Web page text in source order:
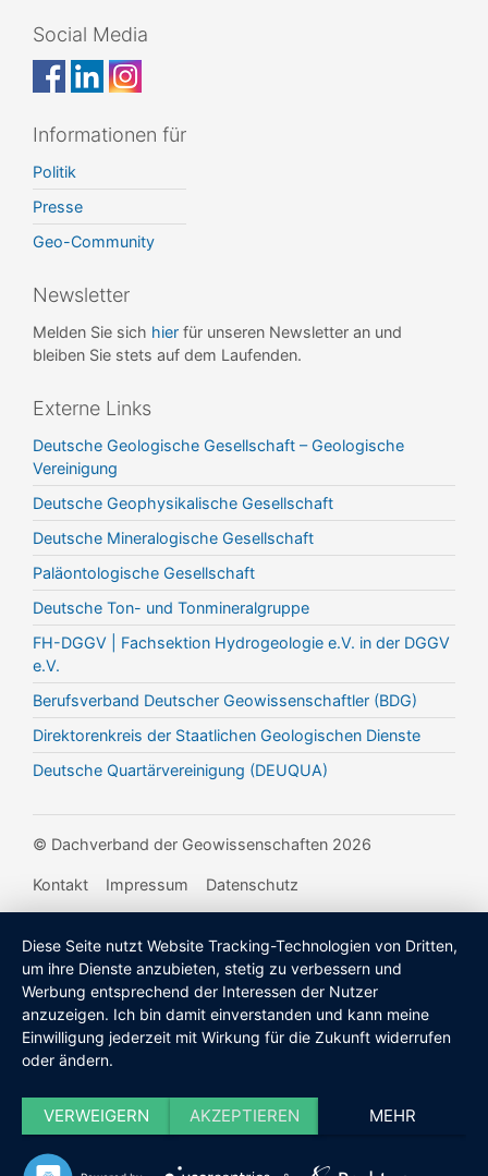
Social Media
Informationen für
Politik
Presse
Geo-Community
Newsletter
Melden Sie sich hier für unseren Newsletter an und
bleiben Sie stets auf dem Laufenden.
Externe Links
Deutsche Geologische Gesellschaft – Geologische
Vereinigung
Deutsche Geophysikalische Gesellschaft
Deutsche Mineralogische Gesellschaft
Paläontologische Gesellschaft
Deutsche Ton- und Tonmineralgruppe
FH-DGGV | Fachsektion Hydrogeologie e.V. in der DGGV
e.V.
Berufsverband Deutscher Geowissenschaftler (BDG)
Direktorenkreis der Staatlichen Geologischen Dienste
Deutsche Quartärvereinigung (DEUQUA)
© Dachverband der Geowissenschaften 2026
Kontakt Impressum Datenschutz
Diese Seite nutzt Website Tracking-Technologien von Dritten,
um ihre Dienste anzubieten, stetig zu verbessern und
Werbung entsprechend der Interessen der Nutzer
anzuzeigen. Ich bin damit einverstanden und kann meine
Einwilligung jederzeit mit Wirkung für die Zukunft widerrufen
oder ändern.
VERWEIGERN AKZEPTIEREN MEHR